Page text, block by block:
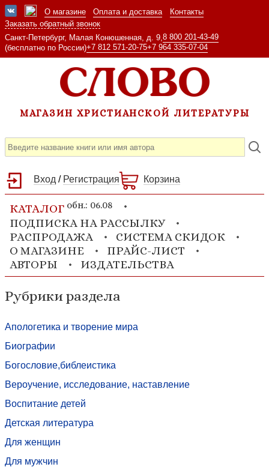
О магазине Оплата и доставка
Контакты
Заказать обратный звонок
Санкт-Петербург, Малая Конюшенная, д. 9, 8 800 201-43-49
(бесплатно по России)+7 812 571-20-75+7 964 335-07-04
МАГАЗИН ХРИСТИАНСКОЙ ЛИТЕРАТУРЫ
Вход / Регистрация Корзина
КАТАЛОГ обн.: 06.08
ПОДПИСКА НА РАССЫЛКУ
РАСПРОДАЖА
СИСТЕМА СКИДОК
О МАГАЗИНЕ
ПРАЙС-ЛИСТ
АВТОРЫ
ИЗДАТЕЛЬСТВА
Рубрики раздела
Апологетика и творение мира
Биографии
Богословие,библеистика
Вероучение, исследование, наставление
Воспитание детей
Детская литература
Для женщин
Для мужчин